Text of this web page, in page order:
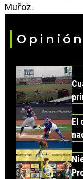
Muñoz.
Opinión
El